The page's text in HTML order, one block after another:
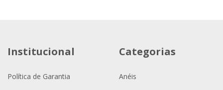
Institucional
Política de Garantia
Categorias
Anéis